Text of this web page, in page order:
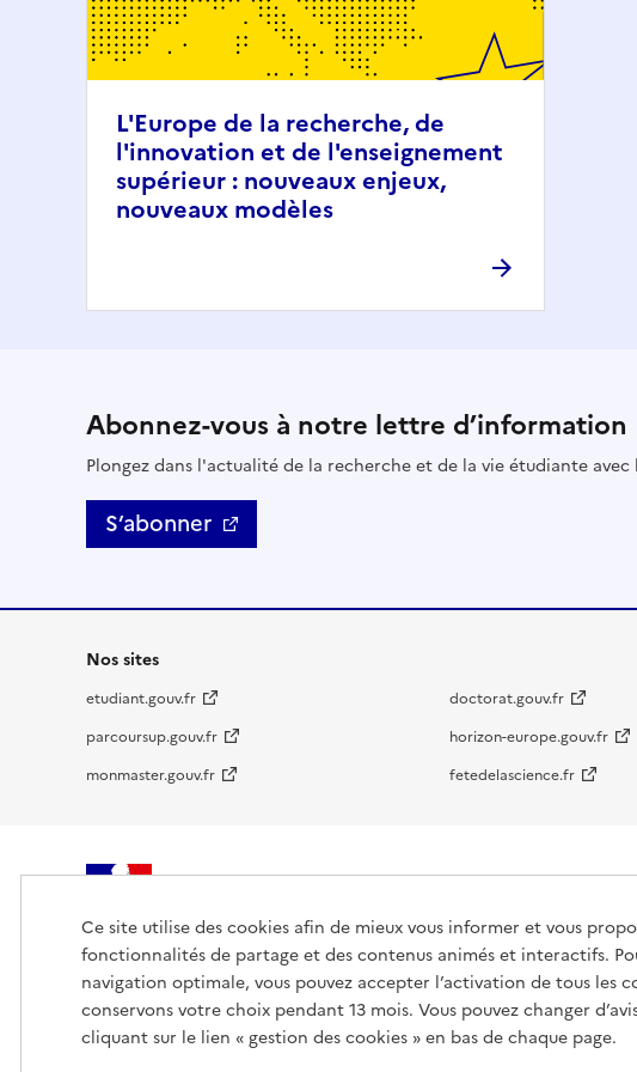
L'Europe de la recherche, de
l'innovation et de l'enseignement
supérieur : nouveaux enjeux,
nouveaux modèles
Abonnez-vous à notre lettre d’information
Plongez dans l'actualité de la recherche et de la vie étudiante
S’abonner
Nos sites
etudiant.gouv.fr
parcoursup.gouv.fr
monmaster.gouv.fr
doctorat.gouv.fr
horizon-europe.gouv.fr
fetedelascience.fr
DE L'ENSEIGNEMENT
SUPÉRIEUR,
DE LA RECHERCHE
ET DE L'ESPACE
Ce site utilise des cookies afin de mieux vous informer et vous
fonctionnalités de partage et des contenus animés et interactifs.
navigation optimale, vous pouvez accepter l’activation de tous les
conservons votre choix pendant 13 mois. Vous pouvez changer
cliquant sur le lien « gestion des cookies » en bas de chaque page.